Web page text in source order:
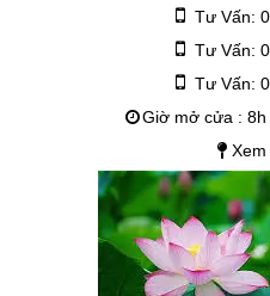
Tư Vấn:
Tư Vấn:
Tư Vấn:
Giờ mở cửa : 8h